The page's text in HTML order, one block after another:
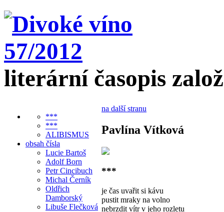
literární časopis
***
***
ALIBISMUS
obsah čísla
Lucie Bartoš
Adolf Born
Petr Cincibuch
Michal Černík
Oldřich
Damborský
Libuše Flečková
na další stranu
Pavlína Vítková
***
je čas uvařit si kávu
pustit mraky na volno
nebrzdit vítr v jeho rozletu